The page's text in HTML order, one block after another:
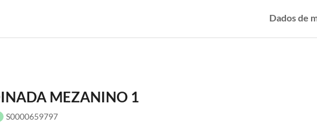
Dados de
MEZANINO 1
S0000659797